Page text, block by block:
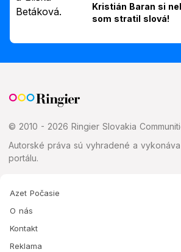
Kristián Baran si
som stratil slová!
© 2010 - 2026 Ringier Slovakia
Autorské práva sú vyhradené a
portálu.
Azet Počasie
O nás
Kontakt
Reklama